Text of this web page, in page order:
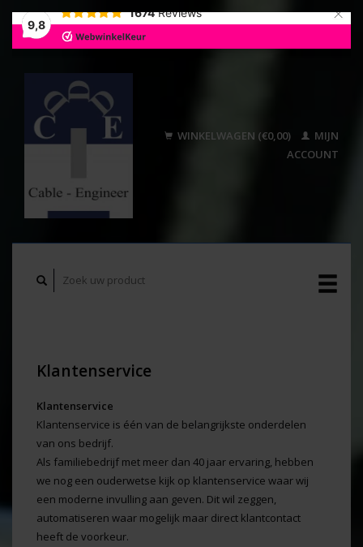
9,8
1674 Reviews ×
WINKELWAGEN (€0,00)
MIJN
ACCOUNT
Klantenservice
Klantenservice
Klantenservice is één van de belangrijkste onderdelen
van ons bedrijf.
Als familiebedrijf met meer dan 40 jaar ervaring, hebben
we nog een ouderwetse kijk op klantenservice waar wij
een moderne invulling aan geven. Dit wil zeggen,
automatiseren waar mogelijk maar direct klantcontact
heeft de voorkeur.